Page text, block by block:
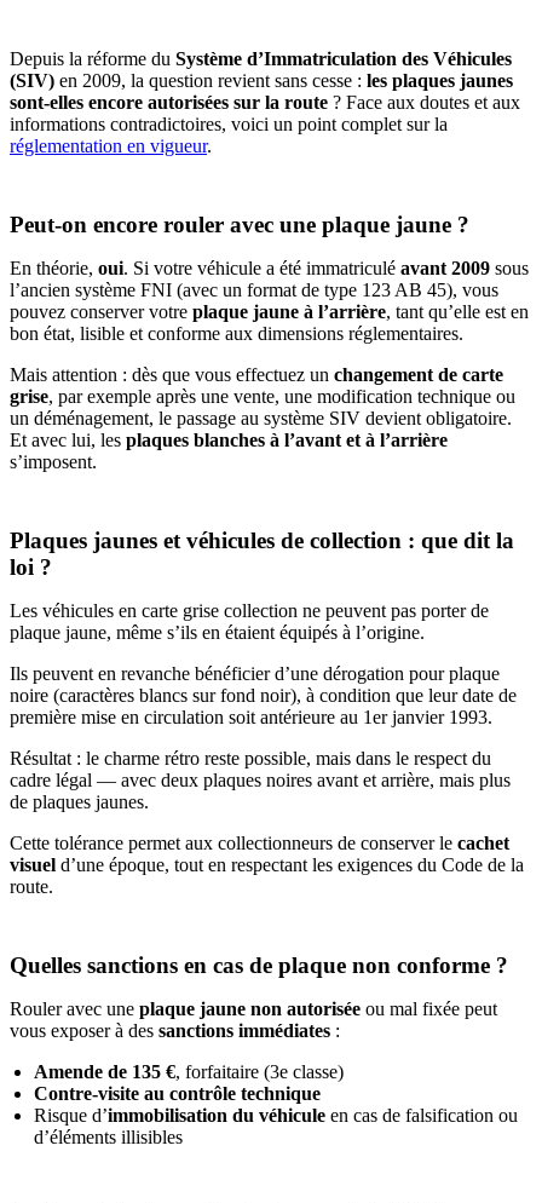
Depuis la réforme du Système d’Immatriculation des Véhicules
(SIV) en 2009, la question revient sans cesse : les plaques jaunes
sont-elles encore autorisées sur la route ? Face aux doutes et aux
informations contradictoires, voici un point complet sur la
réglementation en vigueur.
Peut-on encore rouler avec une plaque jaune ?
En théorie, oui. Si votre véhicule a été immatriculé avant 2009 sous
l’ancien système FNI (avec un format de type 123 AB 45), vous
pouvez conserver votre plaque jaune à l’arrière, tant qu’elle est en
bon état, lisible et conforme aux dimensions réglementaires.
Mais attention : dès que vous effectuez un changement de carte
grise, par exemple après une vente, une modification technique ou
un déménagement, le passage au système SIV devient obligatoire.
Et avec lui, les plaques blanches à l’avant et à l’arrière
s’imposent.
Plaques jaunes et véhicules de collection : que dit la
loi ?
Les véhicules en carte grise collection ne peuvent pas porter de
plaque jaune, même s’ils en étaient équipés à l’origine.
Ils peuvent en revanche bénéficier d’une dérogation pour plaque
noire (caractères blancs sur fond noir), à condition que leur date de
première mise en circulation soit antérieure au 1er janvier 1993.
Résultat : le charme rétro reste possible, mais dans le respect du
cadre légal — avec deux plaques noires avant et arrière, mais plus
de plaques jaunes.
Cette tolérance permet aux collectionneurs de conserver le cachet
visuel d’une époque, tout en respectant les exigences du Code de la
route.
Quelles sanctions en cas de plaque non conforme ?
Rouler avec une plaque jaune non autorisée ou mal fixée peut
vous exposer à des sanctions immédiates :
Amende de 135 €, forfaitaire (3e classe)
Contre-visite au contrôle technique
Risque d’immobilisation du véhicule en cas de falsification ou
d’éléments illisibles